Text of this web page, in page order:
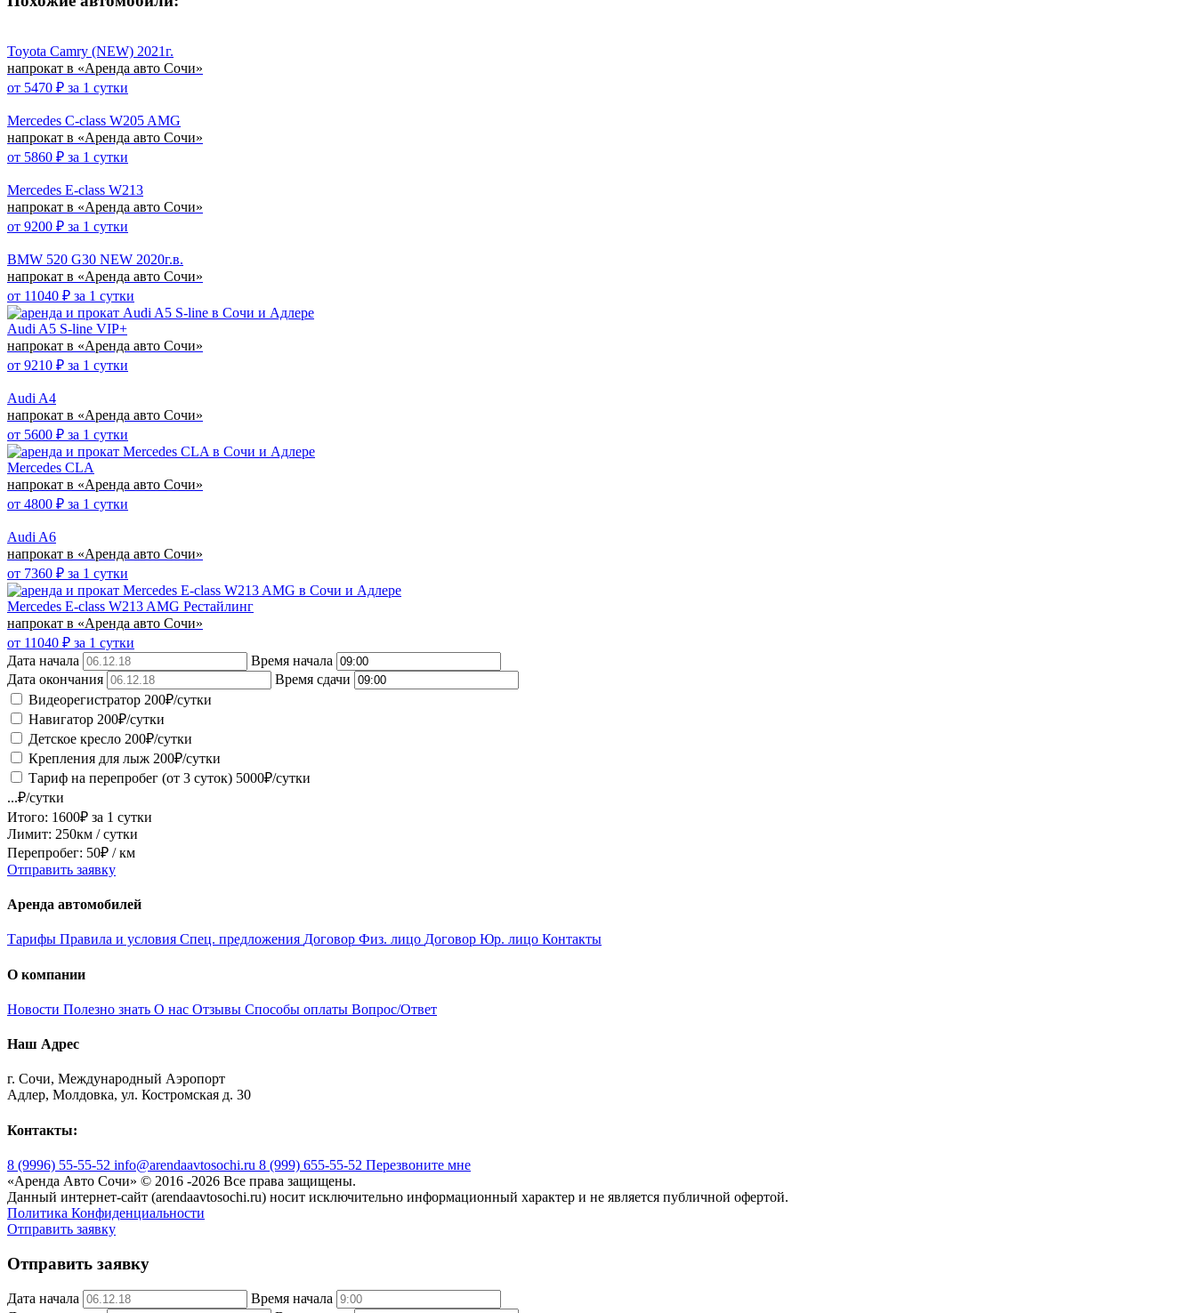
Toyota Camry (NEW) 2021г.
напрокат в «Аренда авто Сочи»
от 5470 ₽ за 1 сутки
Mercedes C-class W205 AMG
напрокат в «Аренда авто Сочи»
от 5860 ₽ за 1 сутки
Mercedes E-class W213
напрокат в «Аренда авто Сочи»
от 9200 ₽ за 1 сутки
BMW 520 G30 NEW 2020г.в.
напрокат в «Аренда авто Сочи»
от 11040 ₽ за 1 сутки
Audi A5 S-line VIP+
напрокат в «Аренда авто Сочи»
от 9210 ₽ за 1 сутки
Audi A4
напрокат в «Аренда авто Сочи»
от 5600 ₽ за 1 сутки
Mercedes CLA
напрокат в «Аренда авто Сочи»
от 4800 ₽ за 1 сутки
Audi A6
напрокат в «Аренда авто Сочи»
от 7360 ₽ за 1 сутки
Mercedes E-class W213 AMG Рестайлинг
напрокат в «Аренда авто Сочи»
от 11040 ₽ за 1 сутки
Дата начала
Время начала
Дата окончания
Время сдачи
Видеорегистратор 200₽/сутки
Навигатор 200₽/сутки
Детское кресло 200₽/сутки
Крепления для лыж 200₽/сутки
Тариф на перепробег (от 3 суток) 5000₽/сутки
...₽/сутки
Итого: 1600₽ за 1 сутки
Лимит: 250км / сутки
Перепробег: 50₽ / км
Отправить заявку
Аренда автомобилей
Тарифы Правила и условия Спец. предложения Договор Физ. лицо Договор Юр. лицо Контакты
О компании
Новости Полезно знать О нас Отзывы Способы оплаты Вопрос/Ответ
Наш Адрес
г. Сочи, Международный Аэропорт
Адлер, Молдовка, ул. Костромская д. 30
Контакты:
8 (9996) 55-55-52 info@arendaavtosochi.ru 8 (999) 655-55-52 Перезвоните мне
«Аренда Авто Сочи» © 2016 -2026 Все права защищены.
Данный интернет-сайт (arendaavtosochi.ru) носит исключительно информационный характер и не является публичной офертой.
Политика Конфиденциальности
Отправить заявку
Отправить заявку
Дата начала
Время начала